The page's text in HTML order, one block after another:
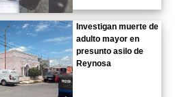
Investigan muerte de
adulto mayor en
presunto asilo de
Reynosa